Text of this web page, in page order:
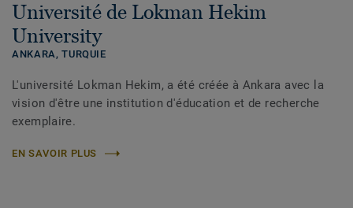
Université de Lokman Hekim
University
ANKARA,TURQUIE
L'université Lokman Hekim, a été créée à Ankara avec la
vision d'être une institution d'éducation et de recherche
exemplaire.
EN SAVOIR PLUS